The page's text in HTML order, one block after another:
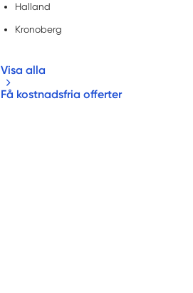
Halland
Kronoberg
Visa alla
Få kostnadsfria offerter